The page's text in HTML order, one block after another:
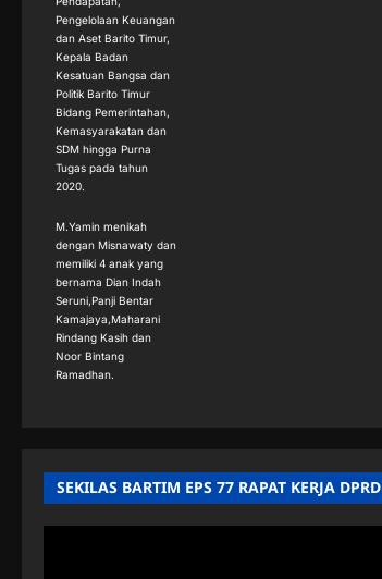
Pengelolaan Keuangan
dan Aset Barito Timur,
Kepala Badan
Kesatuan Bangsa dan
Politik Barito Timur
Bidang Pemerintahan,
Kemasyarakatan dan
SDM hingga Purna
Tugas pada tahun
2020.
M.Yamin menikah
dengan Misnawaty dan
memiliki 4 anak yang
bernama Dian Indah
Seruni,Panji Bentar
Kamajaya,Maharani
Rindang Kasih dan
Noor Bintang
Ramadhan.
SEKILAS BARTIM EPS 77 RAPAT KERJA DPRD